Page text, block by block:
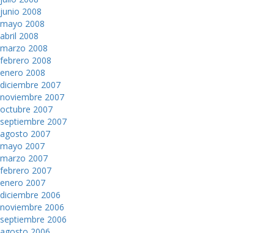
junio 2008
mayo 2008
abril 2008
marzo 2008
febrero 2008
enero 2008
diciembre 2007
noviembre 2007
octubre 2007
septiembre 2007
agosto 2007
mayo 2007
marzo 2007
febrero 2007
enero 2007
diciembre 2006
noviembre 2006
septiembre 2006